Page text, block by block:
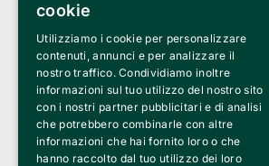
Clappit è un marchio di proprietà di:
Bemils Srl
a Socio Unico
Via Fosse Ardeatine, 4 -20092 Cinisello Balsamo (MI)
PI 05589050961
Iscr. C.C.I.A.A. Milano R.E.A. 1833471
© 2010-2025 Bemils Srl - Tutti i diritti riservati
Credits:
cookie
Utilizziamo i cookie per personalizzare
contenuti, annunci e per analizzare il
nostro traffico. Condividiamo inoltre
informazioni sul tuo utilizzo del nostro sito
con i nostri partner pubblicitari e di analisi
che potrebbero combinarle con altre
informazioni che hai fornito loro o che
hanno raccolto dal tuo utilizzo dei loro